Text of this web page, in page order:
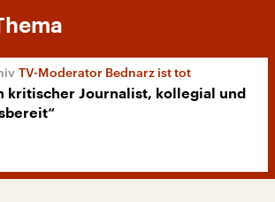
TV-Moderator Bednarz ist tot
kritischer Journalist, kollegial und